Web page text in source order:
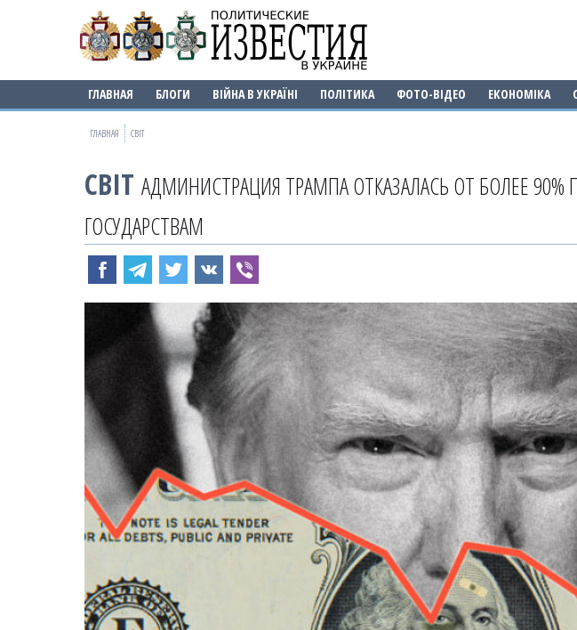
ГЛАВНАЯ БЛОГИ ВІЙНА В УКРАЇНІ ПОЛІТИКА ФОТО-ВІДЕО ЕКОНОМІКА
ГЛАВНАЯ СВІТ
СВІТ АДМИНИСТРАЦИЯ ТРАМПА ОТКАЗАЛАСЬ ОТ БОЛЕЕ
ГОСУДАРСТВАМ